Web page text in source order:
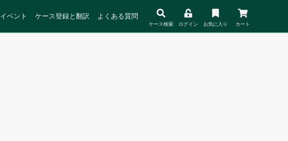
イベント ケース登録と翻訳 よくある質問
ケース検索 ログイン お気に入り カート